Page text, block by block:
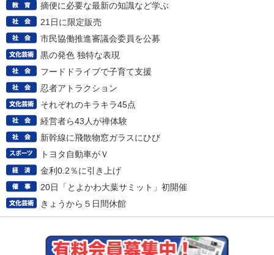
摘便に必要な最新の知識など学ぶ
21日に限定販売
市民協働推進審議会委員を公募
黒の発色 独特な表現
フードドライブで子育て支援
忍者アトラクション
それぞれのキラキラ45点
経営者ら43人が禅体験
新幹線に飛散物窓ガラスにひび
トヨタ自動車がＶ
金利0.2％に引き上げ
20日「とよかわ大葉サミット」初開催
きょうから５日間休館